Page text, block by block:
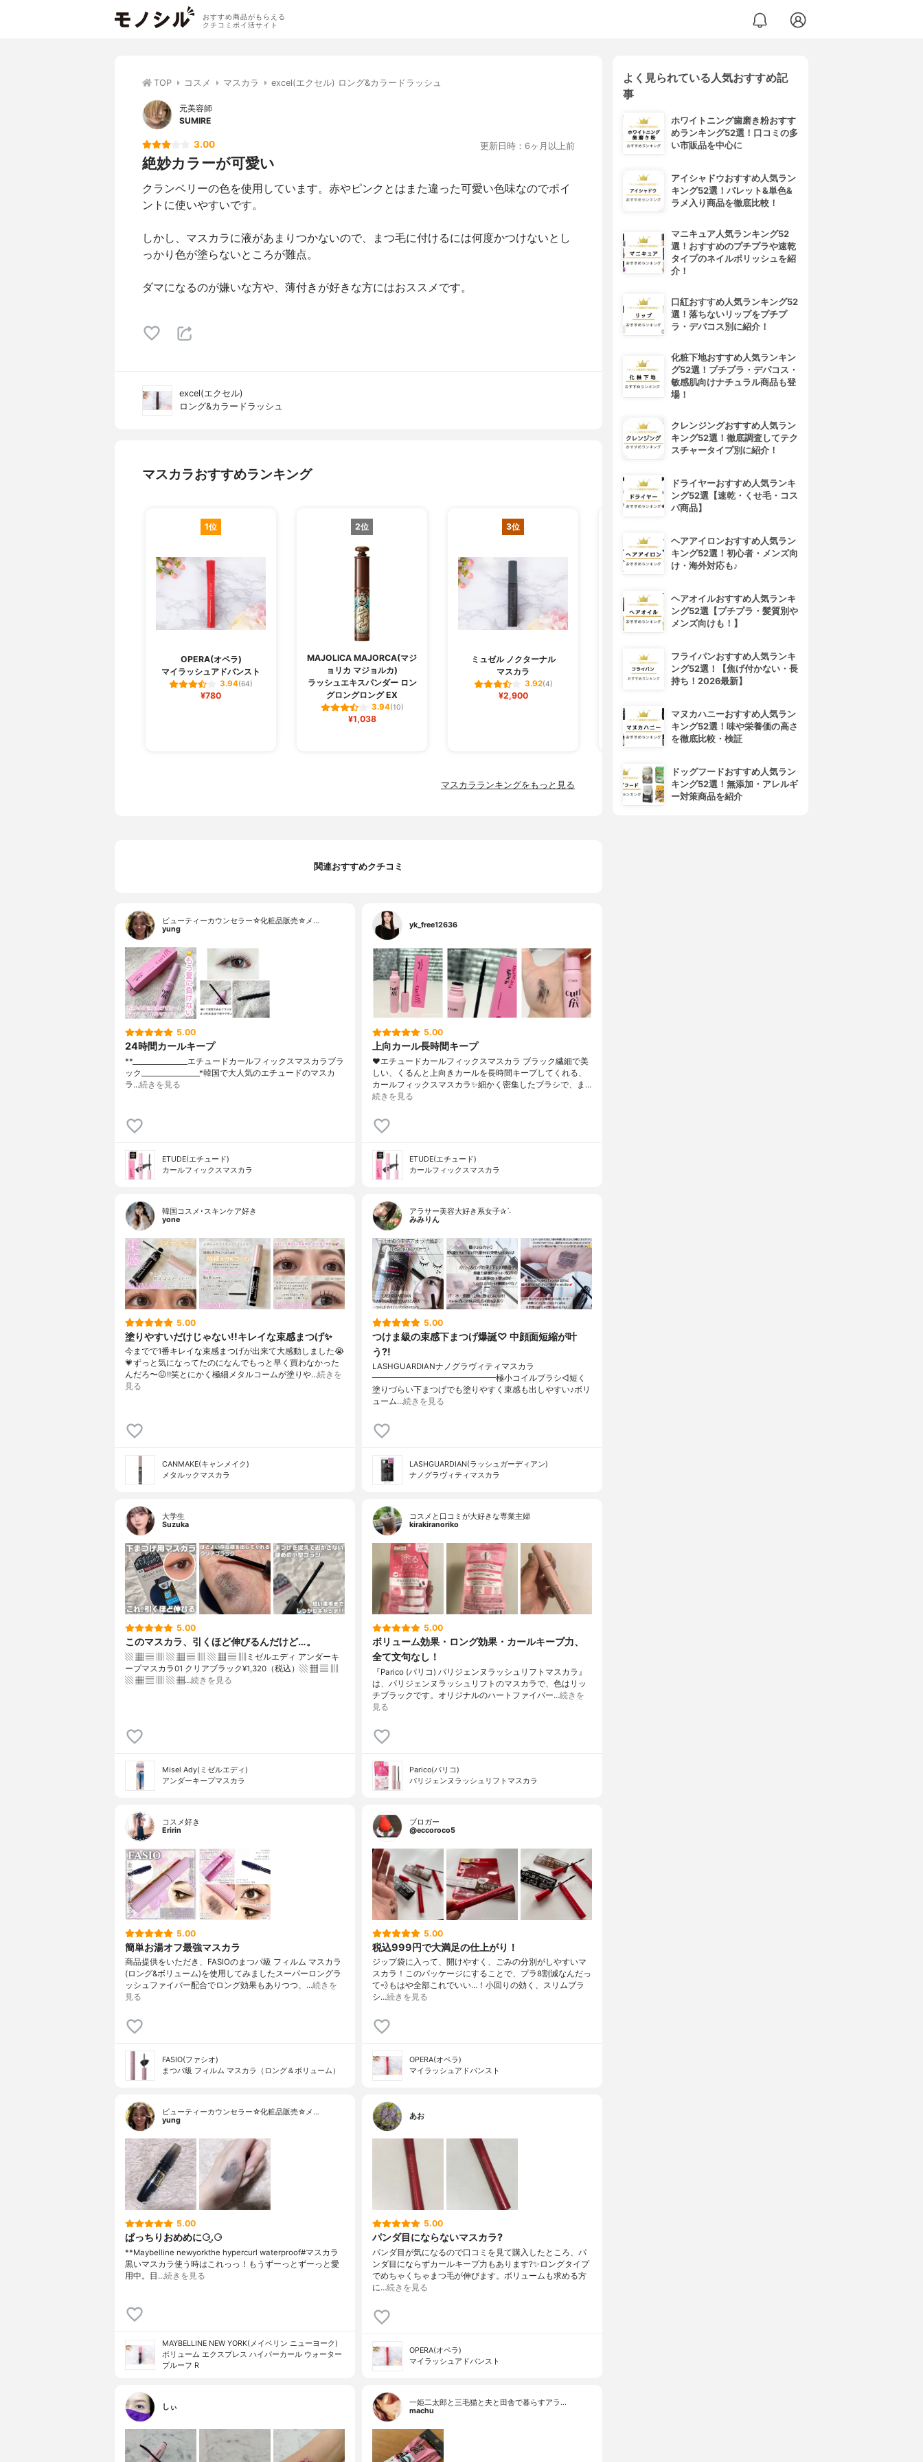
おすすめ商品がもらえる
クチコミポイ活サイト
TOP コスメ マスカラ excel(エクセル) ロング&カラードラッシュ
元美容師
SUMIRE
3.00 更新日時：6ヶ月以上前
絶妙カラーが可愛い
クランベリーの色を使用しています。赤やピンクとはまた違った可愛い色味なのでポイ
ントに使いやすいです。
しかし、マスカラに液があまりつかないので、まつ毛に付けるには何度かつけないとし
っかり色が塗らないところが難点。
ダマになるのが嫌いな方や、薄付きが好きな方にはおススメです。
excel(エクセル)
ロング&カラードラッシュ
マスカラおすすめランキング
1位
OPERA(オペラ)
マイラッシュアドバンスト
3.94(64)
¥780
2位
MAJOLICA MAJORCA(マジ
ョリカ マジョルカ)
ラッシュエキスパンダー ロン
グロングロング EX
3.94(10)
¥1,038
3位
ミュゼル ノクターナル
マスカラ
3.92(4)
¥2,900
MAYBELLINE NEW YORK(メ
イベリン ニューヨーク)
ボリューム エクスプレス ハイ
フ R
3.91(33)
¥680
dejavu(デジャヴュ)
ラッシュノックアウト エクス
マスカラランキングをもっと見る
関連おすすめクチコミ
ビューティーカウンセラー☆化粧品販売☆メ…
yung
5.00
24時間カールキープ
**⁡________________⁡エチュード⁡カールフィックスマスカラブラ
ック⁡_________________⁡⁡*韓国で大人気のエチュードのマスカ
ラ…続きを見る
ETUDE(エチュード)
カールフィックスマスカラ
yk_free12636
5.00
上向カール長時間キープ
❤︎エチュードカールフィックスマスカラ ブラック繊細で美
しい、くるんと上向きカールを長時間キープしてくれる、
カールフィックスマスカラ✨細かく密集したブラシで、ま…
続きを見る
ETUDE(エチュード)
カールフィックスマスカラ
韓国コスメ･スキンケア好き
yone
5.00
塗りやすいだけじゃない!!キレイな束感まつげ✨️
今までで1番キレイな束感まつげが出来て大感動しました😭
💗⁡ずっと気になってたのになんでもっと早く買わなかった
んだろ〜😖!!笑⁡⁡とにかく極細メタルコームが塗りや…続きを
見る
CANMAKE(キャンメイク)
メタルックマスカラ
アラサー美容大好き系女子✰ˊ˗
みみりん
5.00
つけま級の束感下まつげ爆誕♡ 中顔面短縮が叶
う?!
LASHGUARDIANナノグラヴィティマスカラ
━━━━━━━━━━━━━━━極小コイルブラシ◁短く
塗りづらい下まつげでも塗りやすく束感も出しやすい♪ボリ
ューム…続きを見る
LASHGUARDIAN(ラッシュガーディアン)
ナノグラヴィティマスカラ
大学生
Suzuka
5.00
このマスカラ、引くほど伸びるんだけど…。
▧ ▦ ▤ ▥ ▧ ▦ ▤ ▥ ▧ ▦ ▤ ▥ミゼルエディ アンダーキ
ープマスカラ01 クリアブラック¥1,320（税込）▧ ▦ ▤ ▥
▧ ▦ ▤ ▥ ▧ ▦…続きを見る
Misel Ady(ミゼルエディ)
アンダーキープマスカラ
コスメと口コミが大好きな専業主婦
kirakiranoriko
5.00
ボリューム効果・ロング効果・カールキープ力、
全て文句なし！
『Parico (パリコ) パリジェンヌラッシュリフトマスカラ』
は、パリジェンヌラッシュリフトのマスカラで、色はリッ
チブラックです。オリジナルのハートファイバー…続きを
見る
Parico(パリコ)
パリジェンヌラッシュリフトマスカラ
コスメ好き
Eririn
5.00
簡単お湯オフ最強マスカラ
商品提供をいただき、FASIOのまつパ級 フィルム マスカラ
(ロング&ボリューム)を使用してみましたスーパーロングラ
ッシュファイバー配合でロング効果もありつつ、…続きを
見る
FASIO(ファシオ)
まつパ級 フィルム マスカラ（ロング＆ボリューム）
ブロガー
@eccoroco5
5.00
税込999円で大満足の仕上がり！
ジップ袋に入って、開けやすく、ごみの分別がしやすいマ
スカラ！このパッケージにすることで、プラ8割減なんだっ
て💨もはや全部これでいい…！小回りの効く、スリムブラ
シ…続きを見る
OPERA(オペラ)
マイラッシュアドバンスト
ビューティーカウンセラー☆化粧品販売☆メ…
yung
5.00
ぱっちりおめめに⚆.̮⚆
**Maybelline newyorkthe hypercurl waterproof#マスカラ⁡
黒いマスカラ使う時はこれっっ！もうずーっとずーっと愛
用中。目…続きを見る
MAYBELLINE NEW YORK(メイベリン ニューヨーク)
ボリューム エクスプレス ハイパーカール ウォーター
プルーフ R
あお
5.00
パンダ目にならないマスカラ?
パンダ目が気になるので口コミを見て購入したところ、パ
ンダ目にならずカールキープ力もあります?✨ロングタイプ
でめちゃくちゃまつ毛が伸びます。ボリュームも求める方
に…続きを見る
OPERA(オペラ)
マイラッシュアドバンスト
しぃ
一姫二太郎と三毛猫と夫と田舎で暮らすアラ…
machu
よく見られている人気おすすめ記
事
ホワイトニング歯磨き粉おすす
めランキング52選！口コミの多
い市販品を中心に
アイシャドウおすすめ人気ラン
キング52選！パレット&単色&
ラメ入り商品を徹底比較！
マニキュア人気ランキング52
選！おすすめのプチプラや速乾
タイプのネイルポリッシュを紹
介！
口紅おすすめ人気ランキング52
選！落ちないリップをプチプ
ラ・デパコス別に紹介！
化粧下地おすすめ人気ランキン
グ52選！プチプラ・デパコス・
敏感肌向けナチュラル商品も登
場！
クレンジングおすすめ人気ラン
キング52選！徹底調査してテク
スチャータイプ別に紹介！
ドライヤーおすすめ人気ランキ
ング52選【速乾・くせ毛・コス
パ商品】
ヘアアイロンおすすめ人気ラン
キング52選！初心者・メンズ向
け・海外対応も♪
ヘアオイルおすすめ人気ランキ
ング52選【プチプラ・髪質別や
メンズ向けも！】
フライパンおすすめ人気ランキ
ング52選！【焦げ付かない・長
持ち！2026最新】
マヌカハニーおすすめ人気ラン
キング52選！味や栄養価の高さ
を徹底比較・検証
ドッグフードおすすめ人気ラン
キング52選！無添加・アレルギ
ー対策商品を紹介